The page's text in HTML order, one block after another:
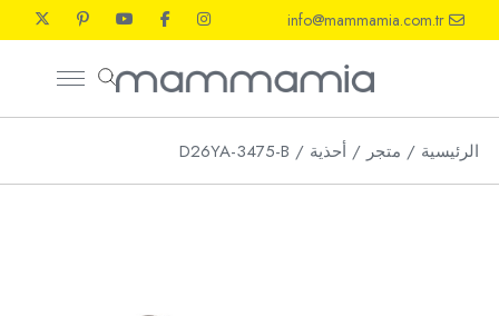
the
info@mammamia.com.tr
الرئيسية متجر أحذية D26YA-3475-B